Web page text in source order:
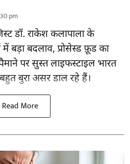
pm
डॉ. राकेश कलापाला के
में बड़ा बदलाव, प्रोसेस्ड फ़ूड का
पर सुस्त लाइफस्टाइल भारत
बुरा असर डाल रहे हैं।
Read More